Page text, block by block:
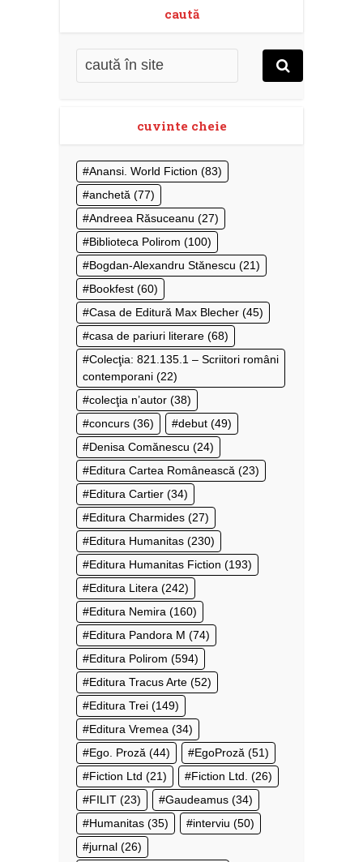
caută
cuvinte cheie
Anansi. World Fiction (83)
anchetă (77)
Andreea Răsuceanu (27)
Biblioteca Polirom (100)
Bogdan-Alexandru Stănescu (21)
Bookfest (60)
Casa de Editură Max Blecher (45)
casa de pariuri literare (68)
Colecţia: 821.135.1 – Scriitori români
contemporani (22)
colecţia n’autor (38)
concurs (36) debut (49)
Denisa Comănescu (24)
Editura Cartea Românească (23)
Editura Cartier (34)
Editura Charmides (27)
Editura Humanitas (230)
Editura Humanitas Fiction (193)
Editura Litera (242)
Editura Nemira (160)
Editura Pandora M (74)
Editura Polirom (594)
Editura Tracus Arte (52)
Editura Trei (149)
Editura Vremea (34)
Ego. Proză (44) EgoProză (51)
Fiction Ltd (21) Fiction Ltd. (26)
FILIT (23) Gaudeamus (34)
Humanitas (35) interviu (50)
jurnal (26)